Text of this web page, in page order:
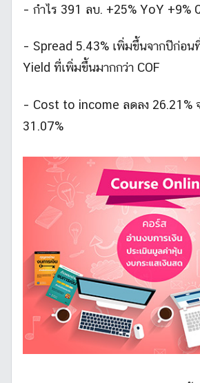
– กำไร 391 ลบ. +25% YoY +9%
– Spread 5.43% เพิ่มขึ้นจากปีก่อน
Yield ที่เพิ่มขึ้นมากกว่า COF
– Cost to income ลดลง 26.21%
31.07%